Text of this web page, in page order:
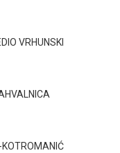
VRHUNSKI
KOTROMANIĆ